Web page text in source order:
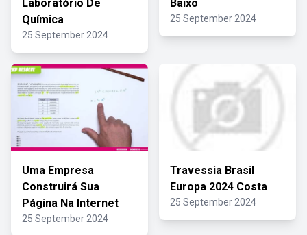
Laboratório De
Química
25 September 2024
Baixo
25 September 2024
Uma Empresa
Construirá Sua
Página Na Internet
25 September 2024
Travessia Brasil
Europa 2024 Costa
25 September 2024